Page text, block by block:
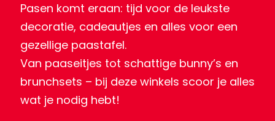
Pasen komt eraan: tijd voor de leukste
decoratie, cadeautjes en alles voor een
gezellige paastafel.
Van paaseitjes tot schattige bunny’s en
brunchsets – bij deze winkels scoor je alles
wat je nodig hebt!